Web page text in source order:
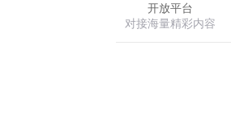
开放平台
对接海量精彩内容